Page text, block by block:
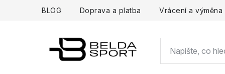
BLOG Doprava a platba Vrácení a